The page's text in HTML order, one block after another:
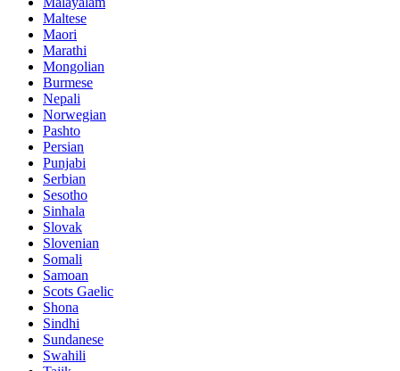
Maltese
Maori
Marathi
Mongolian
Burmese
Nepali
Norwegian
Pashto
Persian
Punjabi
Serbian
Sesotho
Sinhala
Slovak
Slovenian
Somali
Samoan
Scots Gaelic
Shona
Sindhi
Sundanese
Swahili